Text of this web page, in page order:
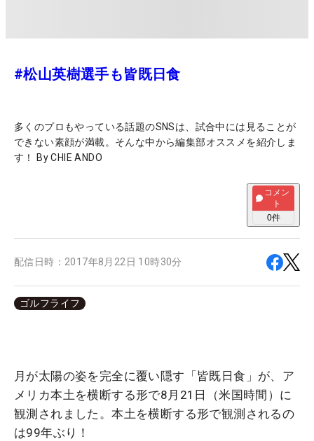
#松山英樹選手も皆既日食
多くのプロもやっている話題のSNSは、試合中には見ることが
できない素顔が満載。そんな中から編集部オススメを紹介しま
す！ By CHIE ANDO
コメン
ト
0件
配信日時： 2017年8月22日 10時30分
ゴルフライフ
月が太陽の姿を完全に覆い隠す「皆既日食」が、ア
メリカ本土を横断する形で8月21日（米国時間）に
観測されました。本土を横断する形で観測されるの
は99年ぶり！